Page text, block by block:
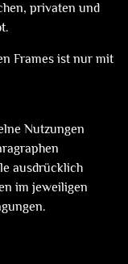
privaten und
Frames ist nur mit
Nutzungen
ausdrücklich
im jeweiligen